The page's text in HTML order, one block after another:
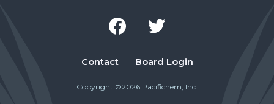
Contact Board Login
Copyright ©2026 Pacifichem, Inc.